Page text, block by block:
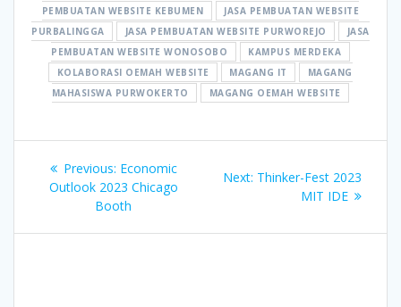
PEMBUATAN WEBSITE KEBUMEN
JASA PEMBUATAN WEBSITE
PURBALINGGA
JASA PEMBUATAN WEBSITE PURWOREJO
JASA
PEMBUATAN WEBSITE WONOSOBO
KAMPUS MERDEKA
KOLABORASI OEMAH WEBSITE
MAGANG IT
MAGANG
MAHASISWA PURWOKERTO
MAGANG OEMAH WEBSITE
Post
navigation
Previous: Previous
post:
Economic
Outlook 2023 Chicago
Booth
Next: Next
Thinker-Fest 2023
MIT IDE